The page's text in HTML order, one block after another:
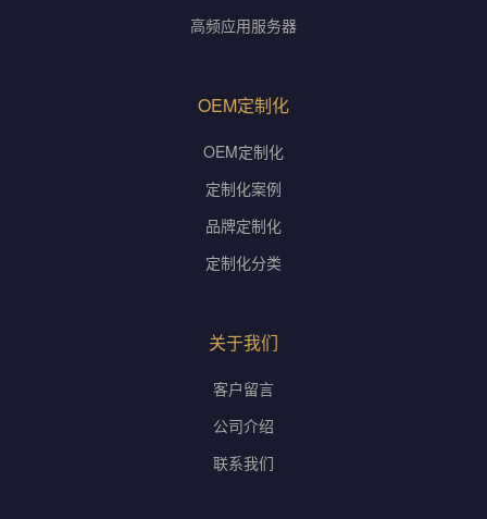
高频应用服务器
OEM定制化
OEM定制化
定制化案例
品牌定制化
定制化分类
关于我们
客户留言
公司介绍
联系我们